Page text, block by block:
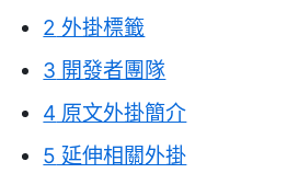
2 外掛標籤
3 開發者團隊
4 原文外掛簡介
5 延伸相關外掛